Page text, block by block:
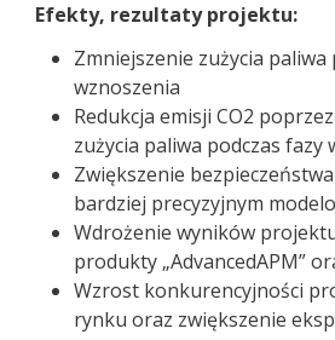
Efekty, rezultaty projektu:
Zmniejszenie zużycia paliwa
wznoszenia
Redukcja emisji CO2
zużycia paliwa podczas fazy
Zwiększenie
bardziej precyzyjnym
Wdrożenie wyników
produkty „AdvancedAPM”
Wzrost konkurencyjności
rynku oraz zwiększenie